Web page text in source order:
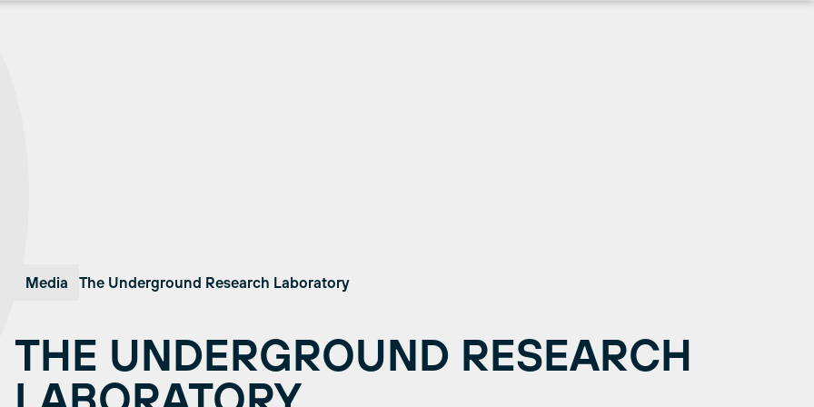
Media The Underground Research Laboratory
THE UNDERGROUND RESEARCH